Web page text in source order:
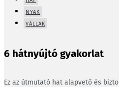
NYAK
VÁLLAK
6 hátnyújtó gyakorlat
Ez az útmutató hat alapvető és